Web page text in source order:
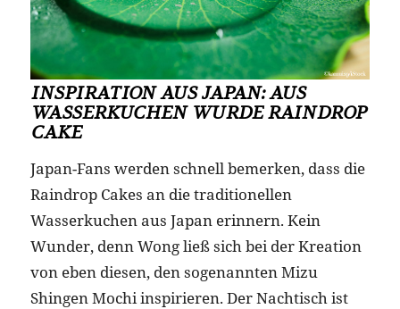
INSPIRATION AUS JAPAN: AUS
WASSERKUCHEN WURDE RAINDROP
CAKE
Japan-Fans werden schnell bemerken, dass die
Raindrop Cakes an die traditionellen
Wasserkuchen aus Japan erinnern. Kein
Wunder, denn Wong ließ sich bei der Kreation
von eben diesen, den sogenannten Mizu
Shingen Mochi inspirieren. Der Nachtisch ist